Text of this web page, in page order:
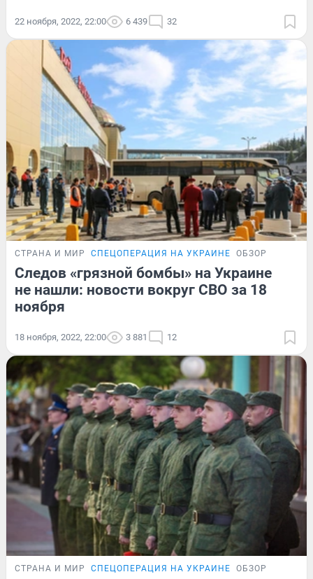
22 ноября, 2022, 22:00 6 439 32
СТРАНА И МИР СПЕЦОПЕРАЦИЯ НА УКРАИНЕ ОБЗОР
Следов «грязной бомбы» на Украине
не нашли: новости вокруг СВО за 18
ноября
18 ноября, 2022, 22:00 3 881 12
СТРАНА И МИР СПЕЦОПЕРАЦИЯ НА УКРАИНЕ ОБЗОР